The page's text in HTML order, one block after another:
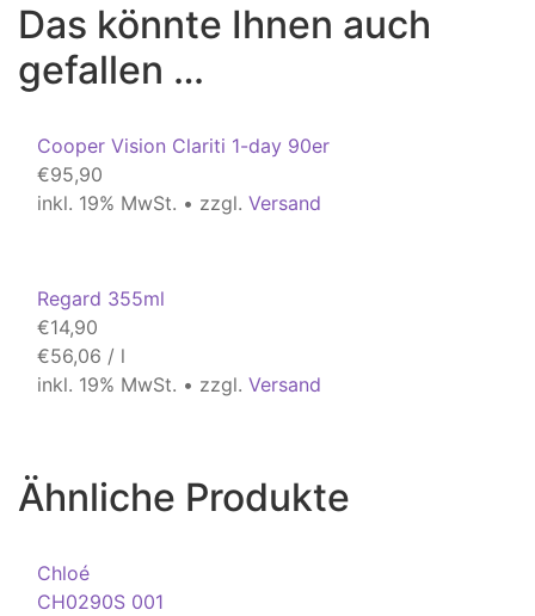
Das könnte Ihnen auch
gefallen …
Cooper Vision Clariti 1-day 90er
€95,90
inkl. 19% MwSt. • zzgl. Versand
Regard 355ml
€14,90
€56,06 / l
inkl. 19% MwSt. • zzgl. Versand
Ähnliche Produkte
Chloé
CH0290S 001